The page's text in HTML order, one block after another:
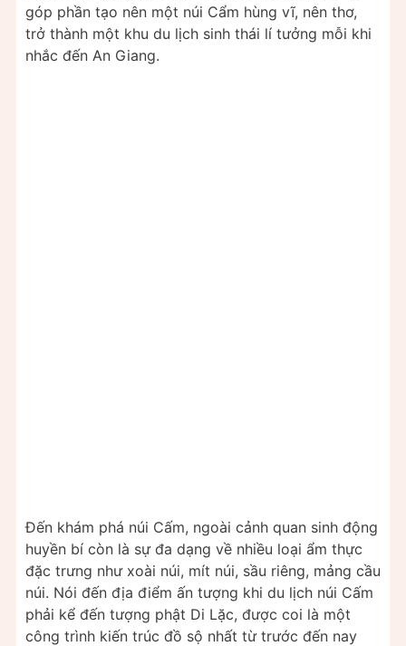
góp phần tạo nên một núi Cẩm hùng vĩ, nên thơ,
trở thành một khu du lịch sinh thái lí tưởng mỗi khi
nhắc đến An Giang.
Đến khám phá núi Cấm, ngoài cảnh quan sinh động
huyền bí còn là sự đa dạng về nhiều loại ẩm thực
đặc trưng như xoài núi, mít núi, sầu riêng, mảng cầu
núi. Nói đến địa điểm ấn tượng khi du lịch núi Cấm
phải kể đến tượng phật Di Lặc, được coi là một
công trình kiến trúc đồ sộ nhất từ trước đến nay